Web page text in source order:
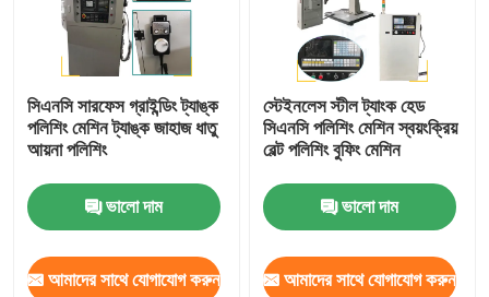
সিএনসি সারফেস গ্রাইন্ডিং ট্যাঙ্ক
পলিশিং মেশিন ট্যাঙ্ক জাহাজ ধাতু
আয়না পলিশিং
ভালো দাম
আমাদের সাথে যোগাযোগ করুন
স্টেইনলেস স্টীল ট্যাংক হেড
সিএনসি পলিশিং মেশিন স্বয়ংক্রিয়
বেল্ট পলিশিং বুফিং মেশিন
ভালো দাম
আমাদের সাথে যোগাযোগ করুন